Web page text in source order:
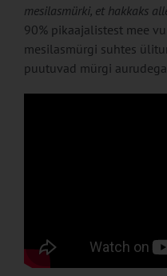
mesilasmürki, et hakkaks
90% pikaajalistest mee
mesilasmürgi suhtes
puutuvad mürgi